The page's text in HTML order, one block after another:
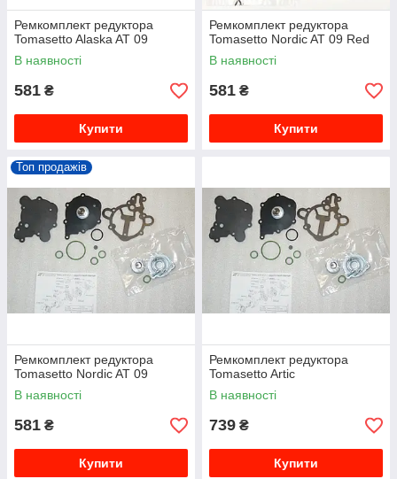
Ремкомплект редуктора
Tomasetto Alaska AT 09
В наявності
581 ₴
Купити
Ремкомплект редуктора
Tomasetto Nordic AT 09 Red
В наявності
581 ₴
Купити
Топ продажів
Ремкомплект редуктора
Tomasetto Nordic AT 09
В наявності
581 ₴
Купити
Ремкомплект редуктора
Tomasetto Artic
В наявності
739 ₴
Купити